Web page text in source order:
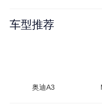
车型推荐
奥迪A3